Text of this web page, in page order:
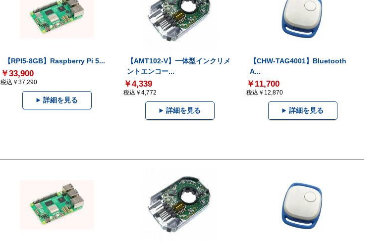
【RPI5-8GB】Raspberry Pi 5...
￥33,900
税込￥37,290
詳細を見る
【AMT102-V】一体型インクリメ
ントエンコー...
￥4,339
税込￥4,772
詳細を見る
【CHW-TAG4001】Bluetooth
A...
￥11,700
税込￥12,870
詳細を見る